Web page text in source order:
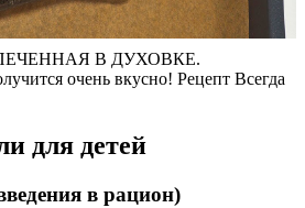
В ДУХОВКЕ.
очень вкусно! Рецепт Всегда
для детей
в рацион)